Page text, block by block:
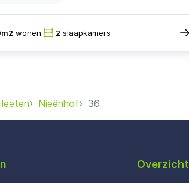
wonen 2 slaapkamers
Nieënhof 36
Overzicht